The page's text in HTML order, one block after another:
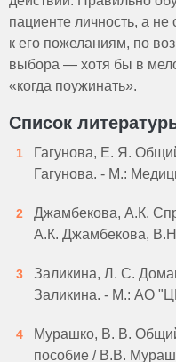
пациенте личность, а
к его пожеланиям, по
выбора — хотя бы в
«когда поужинать».
Список
Гагунова, Е. Я.
Гагунова. - М.:
Джамбекова, А.К.
А.К. Джамбекова,
Заликина, Л. С.
Заликина. - М.: АО
Мурашко, В. В.
пособие / В.В.